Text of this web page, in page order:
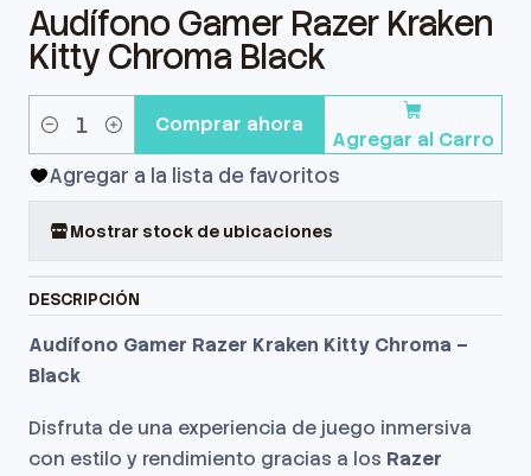
Audífono Gamer Razer Kraken
Kitty Chroma Black
Cantidad Agregar al Carro
Comprar ahora
Agregar a la lista de favoritos
Mostrar stock de ubicaciones
DESCRIPCIÓN
Audífono Gamer Razer Kraken Kitty Chroma –
Black
Disfruta de una experiencia de juego inmersiva
con estilo y rendimiento gracias a los Razer